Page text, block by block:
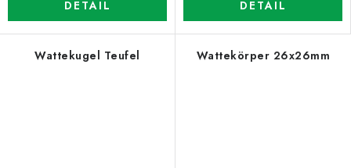
DETAIL DETAIL
Wattekugel Teufel Wattekörper 26x26mm